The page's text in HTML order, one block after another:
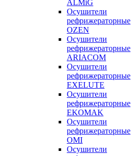
ALMiG
Осушители
рефрижераторные
OZEN
Осушители
рефрижераторные
ARIACOM
Осушители
рефрижераторные
EXELUTE
Осушители
рефрижераторные
EKOMAK
Осушители
рефрижераторные
OMI
Осушители